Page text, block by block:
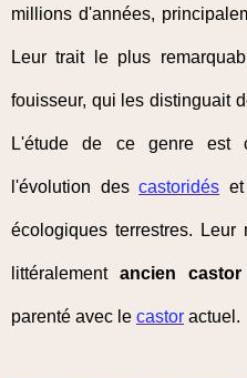
millions d'années,
Leur trait le plus
fouisseur, qui les distinguait
L'étude de ce genre est
l'évolution descastoridés
écologiques terrestres. Leur
littéralement ancien castor
parenté avec le castor actuel.